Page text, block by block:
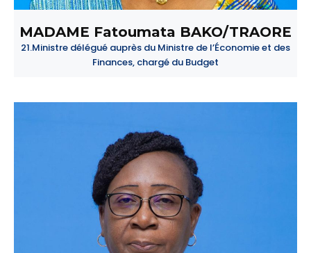
MADAME Fatoumata BAKO/TRAORE
21.Ministre délégué auprès du Ministre de l’Économie et des
Finances, chargé du Budget